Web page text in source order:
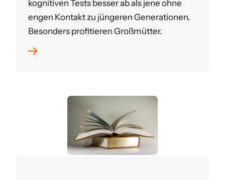
kognitiven Tests besser ab als jene ohne
engen Kontakt zu jüngeren Generationen.
Besonders profitieren Großmütter.